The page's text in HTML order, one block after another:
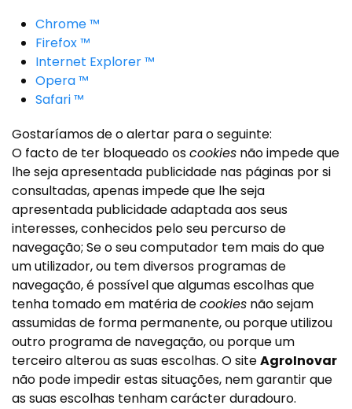
Chrome ™
Firefox ™
Internet Explorer ™
Opera ™
Safari ™
Gostaríamos de o alertar para o seguinte:
O facto de ter bloqueado oscookies não impede que
lhe seja apresentada publicidade nas páginas por si
consultadas, apenas impede que lhe seja
apresentada publicidade adaptada aos seus
interesses, conhecidos pelo seu percurso de
navegação; Se o seu computador tem mais do que
um utilizador, ou tem diversos programas de
navegação, é possível que algumas escolhas que
tenha tomado em matéria decookies não sejam
assumidas de forma permanente, ou porque utilizou
outro programa de navegação, ou porque um
terceiro alterou as suas escolhas. O siteAgroInovar
não pode impedir estas situações, nem garantir que
as suas escolhas tenham carácter duradouro.